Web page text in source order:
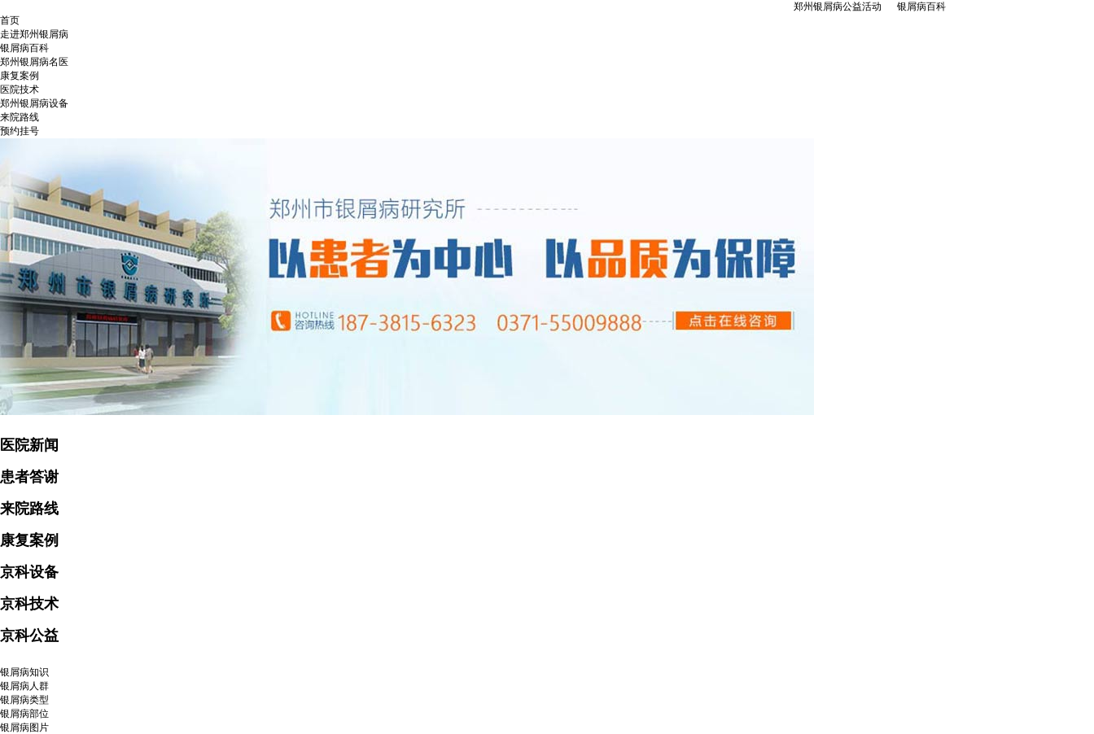
郑州银屑病公益活动
银屑病百科
首页
走进郑州银屑病
银屑病百科
郑州银屑病名医
康复案例
医院技术
郑州银屑病设备
来院路线
预约挂号
医院新闻
患者答谢
来院路线
康复案例
京科设备
京科技术
京科公益
银屑病知识
银屑病人群
银屑病类型
银屑病部位
银屑病图片